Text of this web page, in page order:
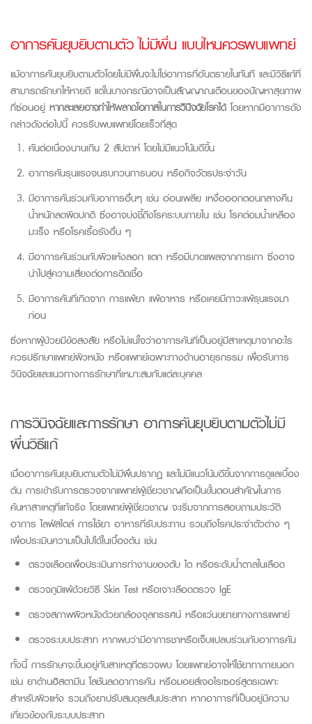
อาการคันยุบยิบตามตัว ไม่มีผื่น แบบไหนควรพบแพทย์
แม้อาการคันยุบยิบตามตัวโดยไม่มีผื่นจะไม่ใช่อาการที่อันตรายในทันที และมีวิธีแก้ที่
สามารถรักษาให้หายดี แต่ในบางกรณีอาจเป็นสัญญาณเตือนของปัญหาสุขภาพ
ที่ซ่อนอยู่ หากละเลยอาจทำให้พลาดโอกาสในการวินิจฉัยโรคได้ โดยหากมีอาการดัง
กล่าวดังต่อไปนี้ ควรรีบพบแพทย์โดยเร็วที่สุด
คันต่อเนื่องนานเกิน 2 สัปดาห์ โดยไม่มีแนวโน้มดีขึ้น
อาการคันรุนแรงจนรบกวนการนอน หรือกิจวัตรประจำวัน
มีอาการคันร่วมกับอาการอื่นๆ เช่น อ่อนเพลีย เหงื่อออกตอนกลางคืน
น้ำหนักลดผิดปกติ ซึ่งอาจบ่งชี้ถึงโรคระบบภายใน เช่น โรคต่อมน้ำเหลือง
มะเร็ง หรือโรคเรื้อรังอื่น ๆ
มีอาการคันร่วมกับผิวแห้งลอก แตก หรือมีบาดแผลจากการเกา ซึ่งอาจ
นำไปสู่ความเสี่ยงต่อการติดเชื้อ
มีอาการคันที่เกิดจาก การแพ้ยา แพ้อาหาร หรือเคยมีภาวะแพ้รุนแรงมา
ก่อน
ซึ่งหากผู้ป่วยมีข้อสงสัย หรือไม่แน่ใจว่าอาการคันที่เป็นอยู่มีสาเหตุมาจากอะไร
ควรปรึกษาแพทย์ผิวหนัง หรือแพทย์เฉพาะทางด้านอายุรกรรม เพื่อรับการ
วินิจฉัยและแนวทางการรักษาที่เหมาะสมกับแต่ละบุคคล
การวินิจฉัยและการรักษา อาการคันยุบยิบตามตัวไม่มี
ผื่นวิธีแก้
เมื่ออาการคันยุบยิบตามตัวไม่มีผื่นปรากฏ และไม่มีแนวโน้มดีขึ้นจากการดูแลเบื้อง
ต้น การเข้ารับการตรวจจากแพทย์ผู้เชี่ยวชาญถือเป็นขั้นตอนสำคัญในการ
ค้นหาสาเหตุที่แท้จริง โดยแพทย์ผู้เชี่ยวชาญ จะเริ่มจากการสอบถามประวัติ
อาการ ไลฟ์สไตล์ การใช้ยา อาหารที่รับประทาน รวมถึงโรคประจำตัวต่าง ๆ
เพื่อประเมินความเป็นไปได้ในเบื้องต้น เช่น
ตรวจเลือดเพื่อประเมินการทำงานของตับ ไต หรือระดับน้ำตาลในเลือด
ตรวจภูมิแพ้ด้วยวิธี Skin Test หรือเจาะเลือดตรวจ IgE
ตรวจสภาพผิวหนังด้วยกล้องจุลทรรศน์ หรือแว่นขยายทางการแพทย์
ตรวจระบบประสาท หากพบว่ามีอาการชาหรือเจ็บแปลบร่วมกับอาการคัน
ทั้งนี้ การรักษาจะขึ้นอยู่กับสาเหตุที่ตรวจพบ โดยแพทย์อาจให้ใช้ยาทาภายนอก
เช่น ยาต้านฮิสตามีน โลชันลดอาการคัน หรือมอยส์เจอไรเซอร์สูตรเฉพาะ
สำหรับผิวแห้ง รวมถึงยาปรับสมดุลเส้นประสาท หากอาการที่เป็นอยู่มีความ
เกี่ยวข้องกับระบบประสาท